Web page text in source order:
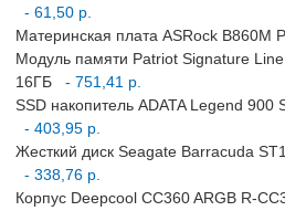
- 61,50 р.
Материнская плата ASRock B860M
Модуль памяти Patriot Signature
16ГБ
- 751,41 р.
SSD накопитель ADATA Legend
- 403,95 р.
Жесткий диск Seagate Barracuda
- 338,76 р.
Корпус Deepcool CC360 ARGB R-